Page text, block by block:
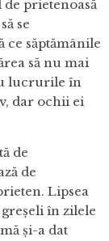
prietenoasă
se
ce săptămânile
să nu mai
lucrurile în
dar ochii ei
de
de
Lipsea
greșeli în zilele
și-a dat